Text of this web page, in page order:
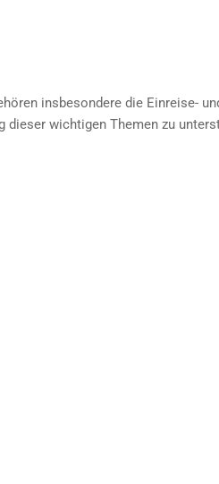
insbesondere die Einreise-
dieser wichtigen Themen zu